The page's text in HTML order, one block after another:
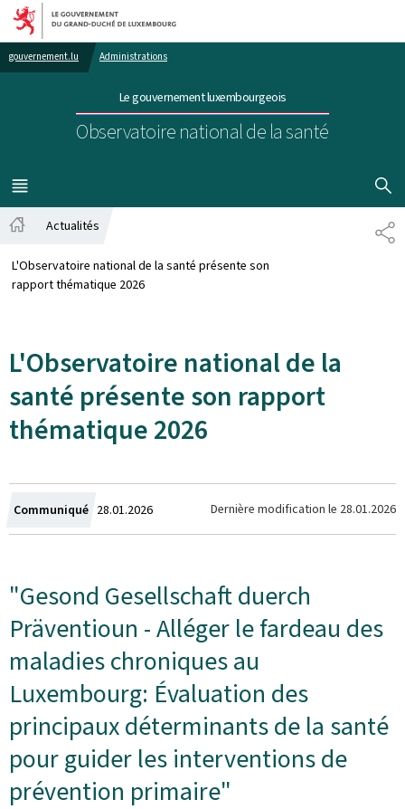
Aller au menu principal
Aller au contenu
gouvernement.lu Administrations
Le gouvernement luxembourgeois
Observatoire national de la santé
MENU
PRINCIPAL
Actualités
L'Observatoire national de la santé présente son
rapport thématique 2026
L'Observatoire national de la
santé présente son rapport
thématique 2026
Communiqué Crée
le
28.01.2026 Dernière modification le 28.01.2026
"Gesond Gesellschaft duerch
Präventioun - Alléger le fardeau des
maladies chroniques au
Luxembourg: Évaluation des
principaux déterminants de la santé
pour guider les interventions de
prévention primaire"